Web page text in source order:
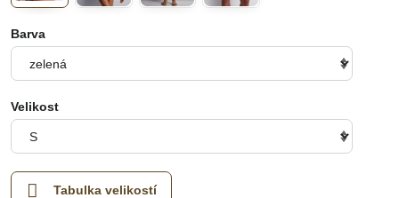
Barva
Velikost
Tabulka velikostí